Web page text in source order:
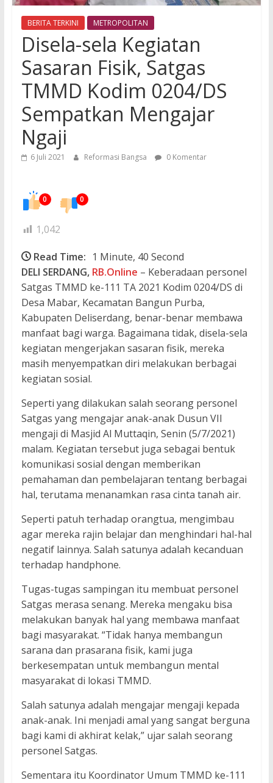
BERITA TERKINI METROPOLITAN
Disela-sela Kegiatan
Sasaran Fisik, Satgas
TMMD Kodim 0204/DS
Sempatkan Mengajar
Ngaji
6 Juli 2021 Reformasi Bangsa 0 Komentar
0 0
1,042
Read Time: 1 Minute, 40 Second
DELI SERDANG, RB.Online – Keberadaan personel
Satgas TMMD ke-111 TA 2021 Kodim 0204/DS di
Desa Mabar, Kecamatan Bangun Purba,
Kabupaten Deliserdang, benar-benar membawa
manfaat bagi warga. Bagaimana tidak, disela-sela
kegiatan mengerjakan sasaran fisik, mereka
masih menyempatkan diri melakukan berbagai
kegiatan sosial.
Seperti yang dilakukan salah seorang personel
Satgas yang mengajar anak-anak Dusun VII
mengaji di Masjid Al Muttaqin, Senin (5/7/2021)
malam. Kegiatan tersebut juga sebagai bentuk
komunikasi sosial dengan memberikan
pemahaman dan pembelajaran tentang berbagai
hal, terutama menanamkan rasa cinta tanah air.
Seperti patuh terhadap orangtua, mengimbau
agar mereka rajin belajar dan menghindari hal-hal
negatif lainnya. Salah satunya adalah kecanduan
terhadap handphone.
Tugas-tugas sampingan itu membuat personel
Satgas merasa senang. Mereka mengaku bisa
melakukan banyak hal yang membawa manfaat
bagi masyarakat. “Tidak hanya membangun
sarana dan prasarana fisik, kami juga
berkesempatan untuk membangun mental
masyarakat di lokasi TMMD.
Salah satunya adalah mengajar mengaji kepada
anak-anak. Ini menjadi amal yang sangat berguna
bagi kami di akhirat kelak,” ujar salah seorang
personel Satgas.
Sementara itu Koordinator Umum TMMD ke-111